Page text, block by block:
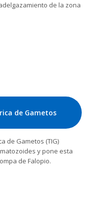
de la zona
de Gametos
de Gametos (TIG)
y pone esta
de Falopio.